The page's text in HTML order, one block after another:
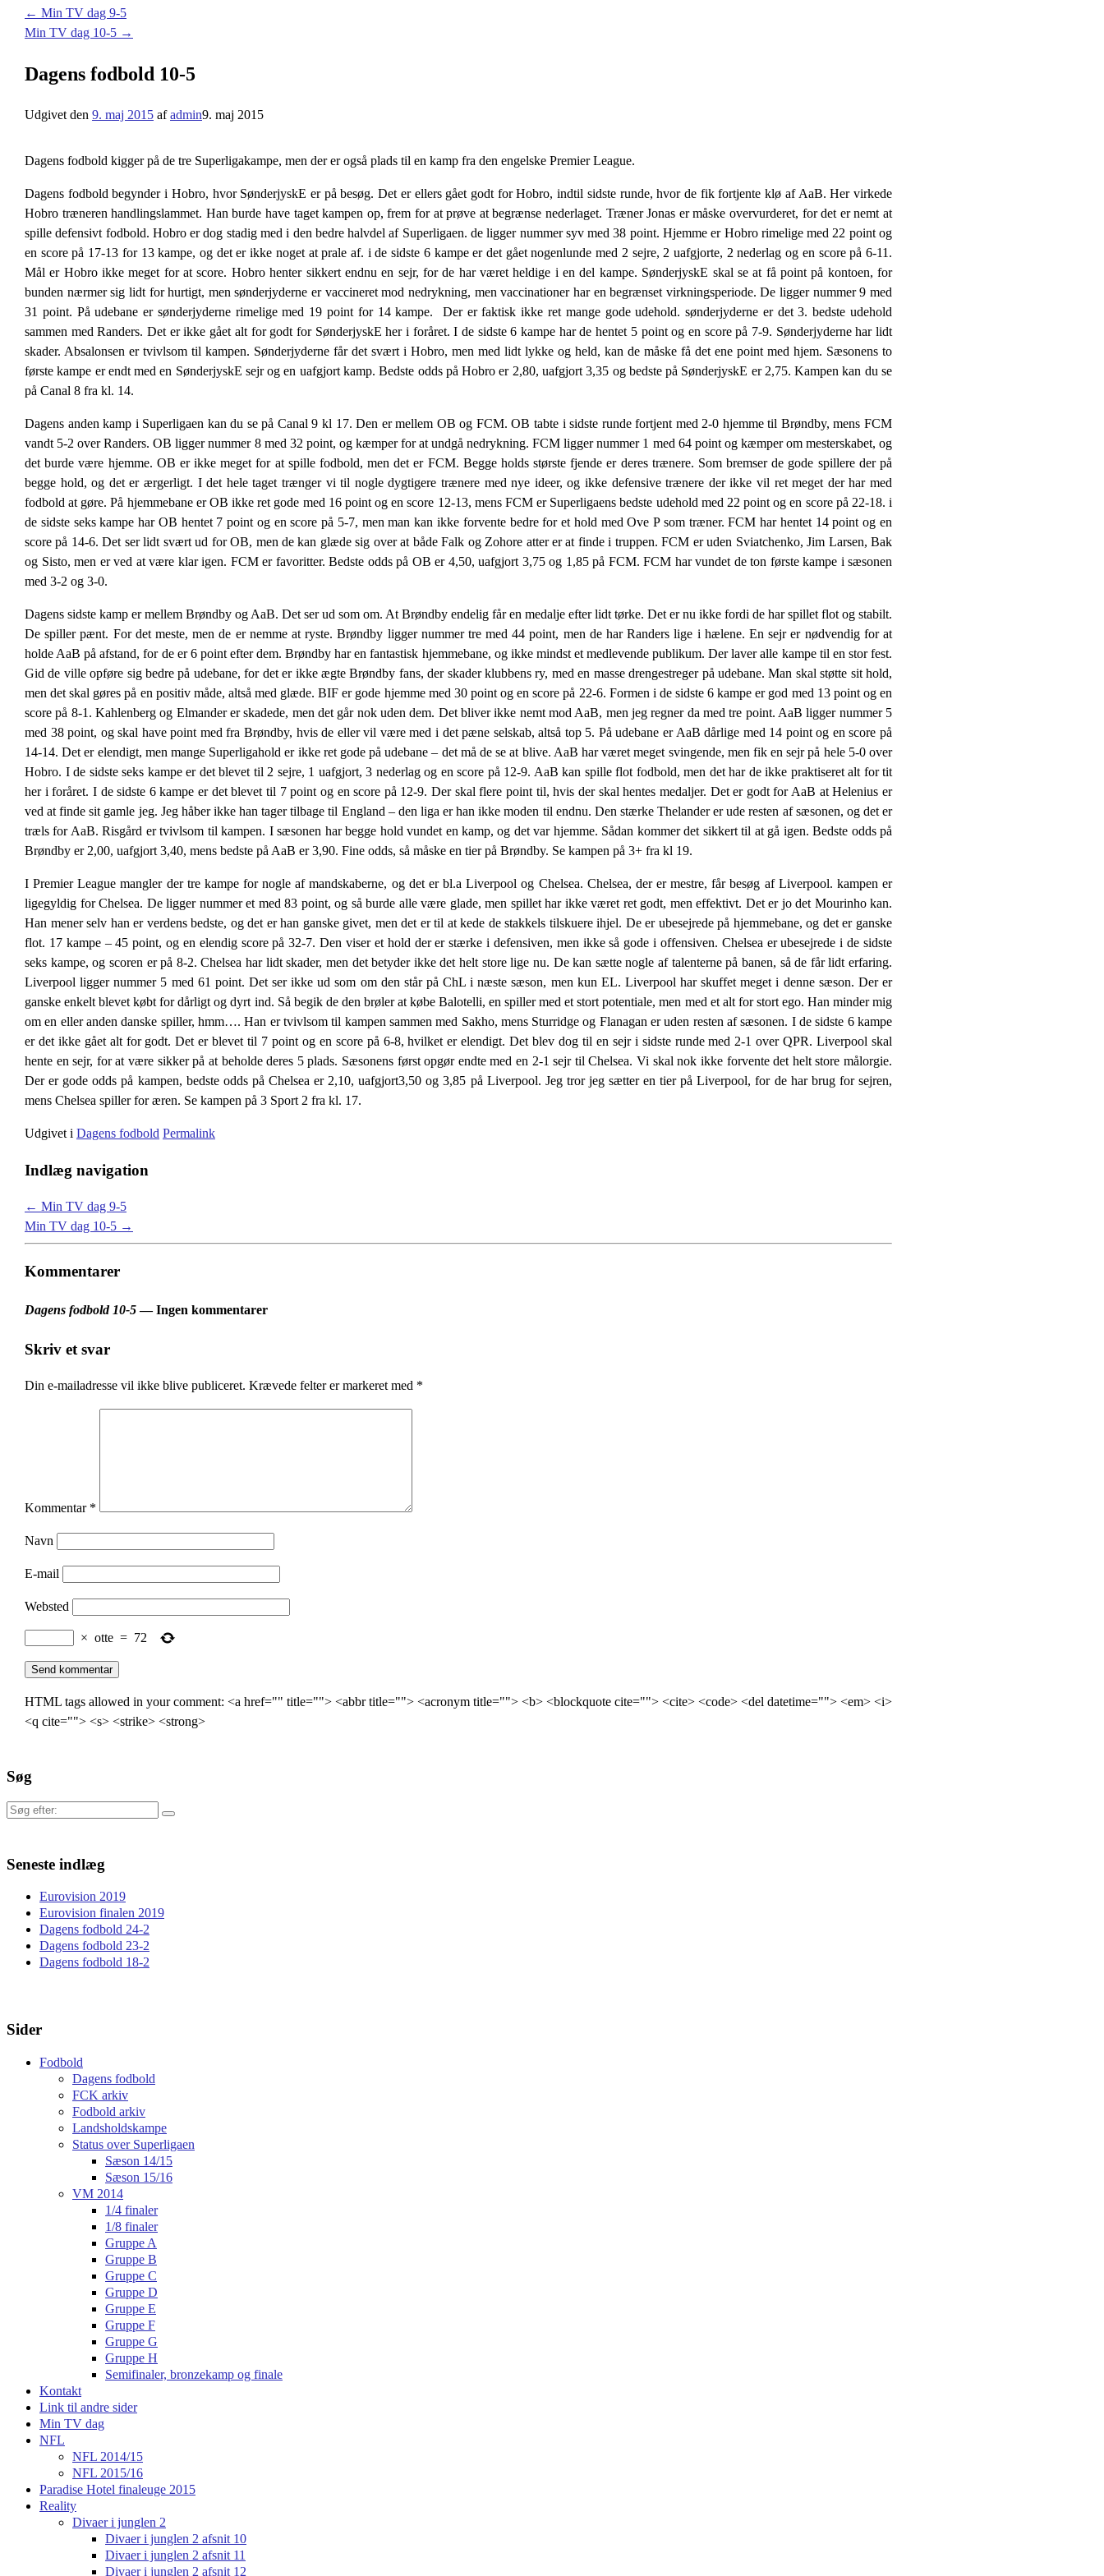
← Min TV dag 9-5
Min TV dag 10-5 →
Dagens fodbold 10-5
Udgivet den 9. maj 2015 afadmin9. maj 2015
Dagens fodbold kigger på de tre Superligakampe, men der er også plads til en kamp fra den engelske Premier League.
Dagens fodbold begynder i Hobro, hvor SønderjyskE er på besøg. Det er ellers gået godt for Hobro, indtil sidste runde, hvor de fik fortjente klø af AaB. Her virkede
Hobro træneren handlingslammet. Han burde have taget kampen op, frem for at prøve at begrænse nederlaget. Træner Jonas er måske overvurderet, for det er nemt at
spille defensivt fodbold. Hobro er dog stadig med i den bedre halvdel af Superligaen. de ligger nummer syv med 38 point. Hjemme er Hobro rimelige med 22 point og
en score på 17-13 for 13 kampe, og det er ikke noget at prale af. i de sidste 6 kampe er det gået nogenlunde med 2 sejre, 2 uafgjorte, 2 nederlag og en score på 6-11.
Mål er Hobro ikke meget for at score. Hobro henter sikkert endnu en sejr, for de har været heldige i en del kampe. SønderjyskE skal se at få point på kontoen, for
bunden nærmer sig lidt for hurtigt, men sønderjyderne er vaccineret mod nedrykning, men vaccinationer har en begrænset virkningsperiode. De ligger nummer 9 med
31 point. På udebane er sønderjyderne rimelige med 19 point for 14 kampe. Der er faktisk ikke ret mange gode udehold. sønderjyderne er det 3. bedste udehold
sammen med Randers. Det er ikke gået alt for godt for SønderjyskE her i foråret. I de sidste 6 kampe har de hentet 5 point og en score på 7-9. Sønderjyderne har lidt
skader. Absalonsen er tvivlsom til kampen. Sønderjyderne får det svært i Hobro, men med lidt lykke og held, kan de måske få det ene point med hjem. Sæsonens to
første kampe er endt med en SønderjyskE sejr og en uafgjort kamp. Bedste odds på Hobro er 2,80, uafgjort 3,35 og bedste på SønderjyskE er 2,75. Kampen kan du se
på Canal 8 fra kl. 14.
Dagens anden kamp i Superligaen kan du se på Canal 9 kl 17. Den er mellem OB og FCM. OB tabte i sidste runde fortjent med 2-0 hjemme til Brøndby, mens FCM
vandt 5-2 over Randers. OB ligger nummer 8 med 32 point, og kæmper for at undgå nedrykning. FCM ligger nummer 1 med 64 point og kæmper om mesterskabet, og
det burde være hjemme. OB er ikke meget for at spille fodbold, men det er FCM. Begge holds største fjende er deres trænere. Som bremser de gode spillere der på
begge hold, og det er ærgerligt. I det hele taget trænger vi til nogle dygtigere trænere med nye ideer, og ikke defensive trænere der ikke vil ret meget der har med
fodbold at gøre. På hjemmebane er OB ikke ret gode med 16 point og en score 12-13, mens FCM er Superligaens bedste udehold med 22 point og en score på 22-18. i
de sidste seks kampe har OB hentet 7 point og en score på 5-7, men man kan ikke forvente bedre for et hold med Ove P som træner. FCM har hentet 14 point og en
score på 14-6. Det ser lidt svært ud for OB, men de kan glæde sig over at både Falk og Zohore atter er at finde i truppen. FCM er uden Sviatchenko, Jim Larsen, Bak
og Sisto, men er ved at være klar igen. FCM er favoritter. Bedste odds på OB er 4,50, uafgjort 3,75 og 1,85 på FCM. FCM har vundet de ton første kampe i sæsonen
med 3-2 og 3-0.
Dagens sidste kamp er mellem Brøndby og AaB. Det ser ud som om. At Brøndby endelig får en medalje efter lidt tørke. Det er nu ikke fordi de har spillet flot og stabilt.
De spiller pænt. For det meste, men de er nemme at ryste. Brøndby ligger nummer tre med 44 point, men de har Randers lige i hælene. En sejr er nødvendig for at
holde AaB på afstand, for de er 6 point efter dem. Brøndby har en fantastisk hjemmebane, og ikke mindst et medlevende publikum. Der laver alle kampe til en stor fest.
Gid de ville opføre sig bedre på udebane, for det er ikke ægte Brøndby fans, der skader klubbens ry, med en masse drengestreger på udebane. Man skal støtte sit hold,
men det skal gøres på en positiv måde, altså med glæde. BIF er gode hjemme med 30 point og en score på 22-6. Formen i de sidste 6 kampe er god med 13 point og en
score på 8-1. Kahlenberg og Elmander er skadede, men det går nok uden dem. Det bliver ikke nemt mod AaB, men jeg regner da med tre point. AaB ligger nummer 5
med 38 point, og skal have point med fra Brøndby, hvis de eller vil være med i det pæne selskab, altså top 5. På udebane er AaB dårlige med 14 point og en score på
14-14. Det er elendigt, men mange Superligahold er ikke ret gode på udebane – det må de se at blive. AaB har været meget svingende, men fik en sejr på hele 5-0 over
Hobro. I de sidste seks kampe er det blevet til 2 sejre, 1 uafgjort, 3 nederlag og en score på 12-9. AaB kan spille flot fodbold, men det har de ikke praktiseret alt for tit
her i foråret. I de sidste 6 kampe er det blevet til 7 point og en score på 12-9. Der skal flere point til, hvis der skal hentes medaljer. Det er godt for AaB at Helenius er
ved at finde sit gamle jeg. Jeg håber ikke han tager tilbage til England – den liga er han ikke moden til endnu. Den stærke Thelander er ude resten af sæsonen, og det er
træls for AaB. Risgård er tvivlsom til kampen. I sæsonen har begge hold vundet en kamp, og det var hjemme. Sådan kommer det sikkert til at gå igen. Bedste odds på
Brøndby er 2,00, uafgjort 3,40, mens bedste på AaB er 3,90. Fine odds, så måske en tier på Brøndby. Se kampen på 3+ fra kl 19.
I Premier League mangler der tre kampe for nogle af mandskaberne, og det er bl.a Liverpool og Chelsea. Chelsea, der er mestre, får besøg af Liverpool. kampen er
ligegyldig for Chelsea. De ligger nummer et med 83 point, og så burde alle være glade, men spillet har ikke været ret godt, men effektivt. Det er jo det Mourinho kan.
Han mener selv han er verdens bedste, og det er han ganske givet, men det er til at kede de stakkels tilskuere ihjel. De er ubesejrede på hjemmebane, og det er ganske
flot. 17 kampe – 45 point, og en elendig score på 32-7. Den viser et hold der er stærke i defensiven, men ikke så gode i offensiven. Chelsea er ubesejrede i de sidste
seks kampe, og scoren er på 8-2. Chelsea har lidt skader, men det betyder ikke det helt store lige nu. De kan sætte nogle af talenterne på banen, så de får lidt erfaring.
Liverpool ligger nummer 5 med 61 point. Det ser ikke ud som om den står på ChL i næste sæson, men kun EL. Liverpool har skuffet meget i denne sæson. Der er
ganske enkelt blevet købt for dårligt og dyrt ind. Så begik de den brøler at købe Balotelli, en spiller med et stort potentiale, men med et alt for stort ego. Han minder mig
om en eller anden danske spiller, hmm…. Han er tvivlsom til kampen sammen med Sakho, mens Sturridge og Flanagan er uden resten af sæsonen. I de sidste 6 kampe
er det ikke gået alt for godt. Det er blevet til 7 point og en score på 6-8, hvilket er elendigt. Det blev dog til en sejr i sidste runde med 2-1 over QPR. Liverpool skal
hente en sejr, for at være sikker på at beholde deres 5 plads. Sæsonens først opgør endte med en 2-1 sejr til Chelsea. Vi skal nok ikke forvente det helt store målorgie.
Der er gode odds på kampen, bedste odds på Chelsea er 2,10, uafgjort3,50 og 3,85 på Liverpool. Jeg tror jeg sætter en tier på Liverpool, for de har brug for sejren,
mens Chelsea spiller for æren. Se kampen på 3 Sport 2 fra kl. 17.
Udgivet i Dagens fodbold Permalink
Indlæg navigation
← Min TV dag 9-5
Min TV dag 10-5 →
Kommentarer
Dagens fodbold 10-5— Ingen kommentarer
Skriv et svar
Din e-mailadresse vil ikke blive publiceret. Krævede felter er markeret med *
Kommentar *
Navn
E-mail
Websted
× otte = 72
HTML tags allowed in your comment: <a href="" title=""> <abbr title=""> <acronym title=""> <b> <blockquote cite=""> <cite> <code> <del datetime=""> <em> <i>
<q cite=""> <s> <strike> <strong>
Søg
Søg
Seneste indlæg
Eurovision 2019
Eurovision finalen 2019
Dagens fodbold 24-2
Dagens fodbold 23-2
Dagens fodbold 18-2
Sider
Fodbold
Dagens fodbold
FCK arkiv
Fodbold arkiv
Landsholdskampe
Status over Superligaen
Sæson 14/15
Sæson 15/16
VM 2014
1/4 finaler
1/8 finaler
Gruppe A
Gruppe B
Gruppe C
Gruppe D
Gruppe E
Gruppe F
Gruppe G
Gruppe H
Semifinaler, bronzekamp og finale
Kontakt
Link til andre sider
Min TV dag
NFL
NFL 2014/15
NFL 2015/16
Paradise Hotel finaleuge 2015
Reality
Divaer i junglen 2
Divaer i junglen 2 afsnit 10
Divaer i junglen 2 afsnit 11
Divaer i junglen 2 afsnit 12